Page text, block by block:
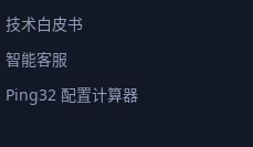
技术白皮书
智能客服
Ping32 配置计算器